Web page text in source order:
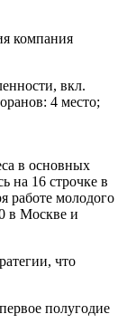
компания
вкл.
4 место;
в основных
на 16 строчке в
молодого
в Москве и
что
полугодие